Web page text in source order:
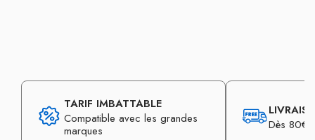
TARIF IMBATTABLE
Compatible avec les grandes
marques
Dès 80€